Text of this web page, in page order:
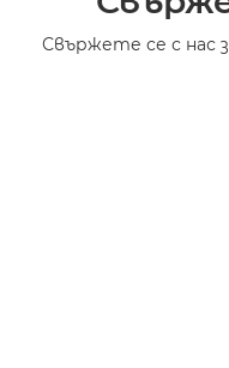
Свържете се с нас